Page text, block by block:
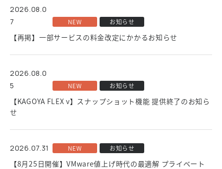
2026.08.0
7
NEW お知らせ
【再掲】一部サービスの料金改定にかかるお知らせ
2026.08.0
5
NEW お知らせ
【KAGOYA FLEX ν】スナップショット機能 提供終了のお知ら
せ
2026.07.31 NEW お知らせ
【8月25日開催】VMware値上げ時代の最適解 プライベート